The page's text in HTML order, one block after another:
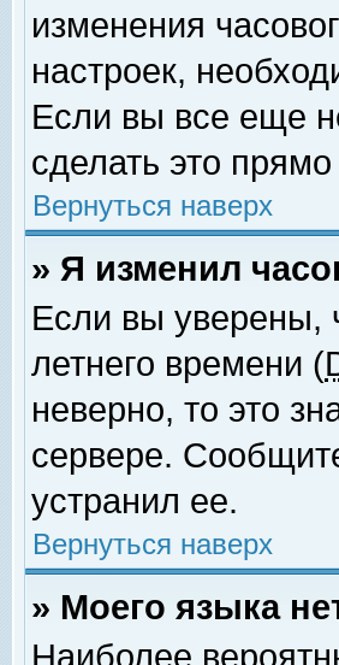
изменения
настроек,
Если вы все еще
сделать это
Вернуться наверх
» Я изменил
Если вы уверены,
летнего времени (
неверно, то это
сервере.
устранил ее.
Вернуться наверх
» Моего языка
Наиболее